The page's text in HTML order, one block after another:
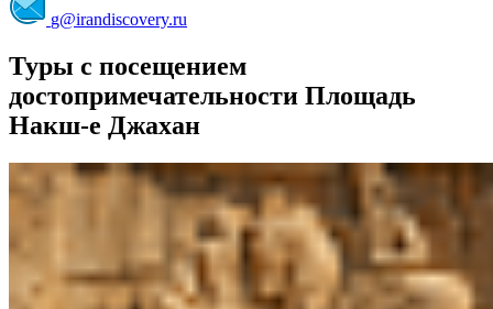
g@irandiscovery.ru
Туры с посещением
достопримечательности Площадь
Накш-е Джахан